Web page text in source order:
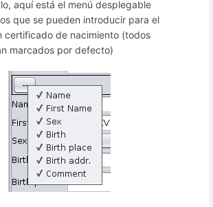
aquí está el menú desplegable
que se pueden introducir para el
certificado de nacimiento (todos
marcados por defecto)